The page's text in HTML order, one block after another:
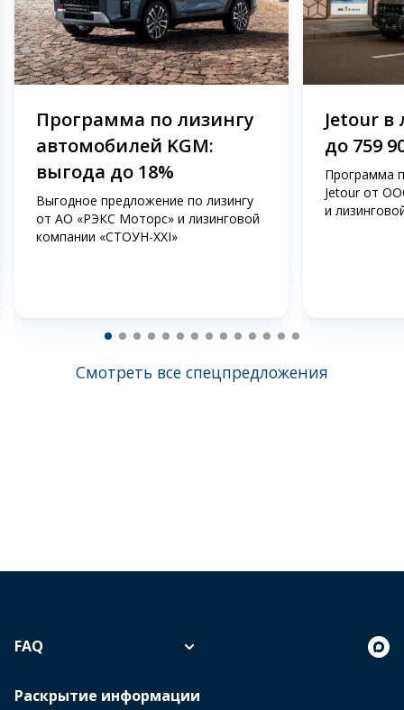
Программа по лизингу
автомобилей KGM:
выгода до 18%
Выгодное предложение по лизингу
от АО «РЭКС Моторс» и лизинговой
компании «СТОУН-ХХI»
Jetour в
до 759
Программа
Jetour от
и
Смотреть все спецпредложения
FAQ
Раскрытие информации